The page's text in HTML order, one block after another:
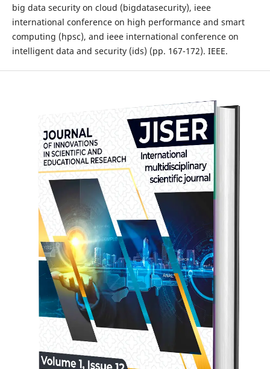
big data security on cloud (bigdatasecurity), ieee
international conference on high performance and smart
computing (hpsc), and ieee international conference on
intelligent data and security (ids) (pp. 167-172). IEEE.